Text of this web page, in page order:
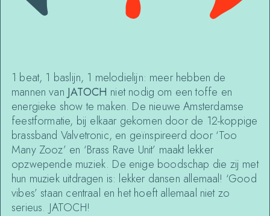
1 beat, 1 baslijn, 1 melodielijn: meer hebben de
mannen van JATOCH niet nodig om een toffe en
energieke show te maken. De nieuwe Amsterdamse
feestformatie, bij elkaar gekomen door de 12-koppige
brassband Valvetronic, en geïnspireerd door ‘Too
Many Zooz’ en ‘Brass Rave Unit’ maakt lekker
opzwepende muziek. De enige boodschap die zij met
hun muziek uitdragen is: lekker dansen allemaal! ‘Good
vibes’ staan centraal en het hoeft allemaal niet zo
serieus. JATOCH!